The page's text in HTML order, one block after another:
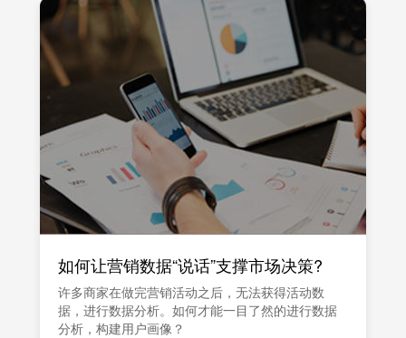
如何让营销数据“说话”支撑市场决策?
许多商家在做完营销活动之后，无法获得活动数
据，进行数据分析。如何才能一目了然的进行数据
分析，构建用户画像？